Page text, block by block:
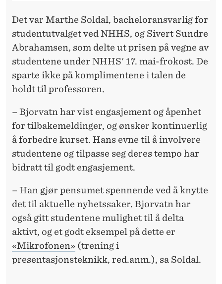
Det var Marthe Soldal, bacheloransvarlig for
studentutvalget ved NHHS, og Sivert Sundre
Abrahamsen, som delte ut prisen på vegne av
studentene under NHHS' 17. mai-frokost. De
sparte ikke på komplimentene i talen de
holdt til professoren.
– Bjorvatn har vist engasjement og åpenhet
for tilbakemeldinger, og ønsker kontinuerlig
å forbedre kurset. Hans evne til å involvere
studentene og tilpasse seg deres tempo har
bidratt til godt engasjement.
– Han gjør pensumet spennende ved å knytte
det til aktuelle nyhetssaker. Bjorvatn har
også gitt studentene mulighet til å delta
aktivt, og et godt eksempel på dette er
«Mikrofonen» (trening i
presentasjonsteknikk, red.anm.), sa Soldal.